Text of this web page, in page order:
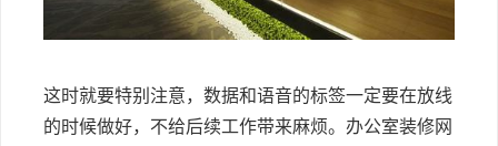
这时就要特别注意，数据和语音的标签一定要在放线
的时候做好，不给后续工作带来麻烦。办公室装修网